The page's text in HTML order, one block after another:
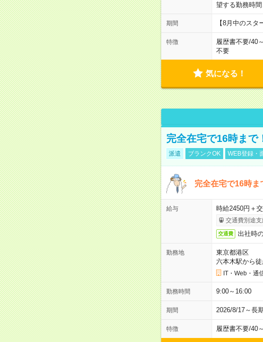
望する勤務時
期間 【8月中のス
特徴 履歴書不要/40
不要
気になる！
完全在宅で16時まで
派遣 ブランクOK WEB登録・
完全在宅で16時
給与 時給2450円＋交
交通費別途支
交通費 出社時
勤務地
東京都港区
六本木駅から
IT・Web・通
勤務時間 9:00～16:00
期間 2026/8/17～
特徴 履歴書不要/40